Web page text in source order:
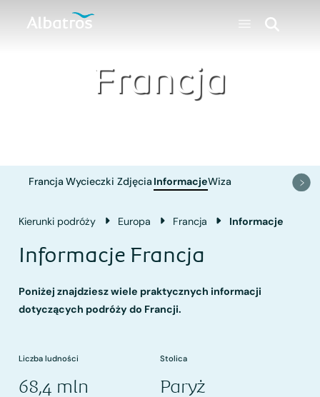
Francja
Francja Wycieczki Zdjęcia InformacjeWiza
Kierunki podróży Europa Francja Informacje
Informacje Francja
Poniżej znajdziesz wiele praktycznych informacji
dotyczących podróży do Francji.
Liczba ludności
68,4 mln
Stolica
Paryż